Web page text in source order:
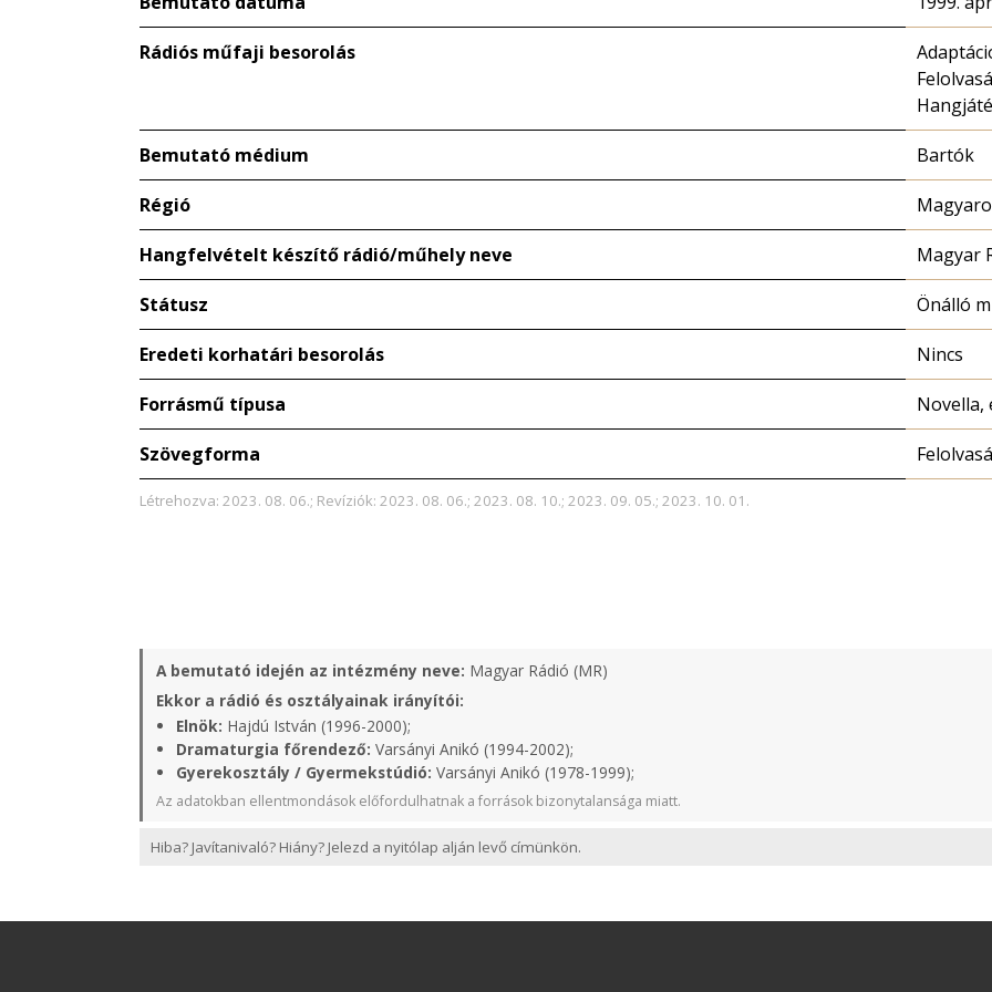
Rádiós műfaji besorolás
Bemutató médium Bartók
Régió
Hangfelvételt készítő rádió/műhely neve Magyar
Státusz Önálló
Eredeti korhatári besorolás Nincs
Forrásmű típusa Novella,
Szövegforma
Létrehozva: 2023. 08. 06.; Revíziók: 2023. 08. 06.; 2023. 08. 10.; 2023. 09. 05.; 2023. 10. 01.
A bemutató idején az intézmény neve: Magyar Rádió (MR)
Ekkor a rádió és osztályainak irányítói:
Elnök: Hajdú István (1996-2000);
Dramaturgia főrendező: Varsányi Anikó (1994-2002);
Gyerekosztály / Gyermekstúdió: Varsányi Anikó (1978-1999);
Az adatokban ellentmondások előfordulhatnak a források bizonytalansága miatt.
Hiba? Javítanivaló? Hiány? Jelezd a nyitólap alján levő címünkön.